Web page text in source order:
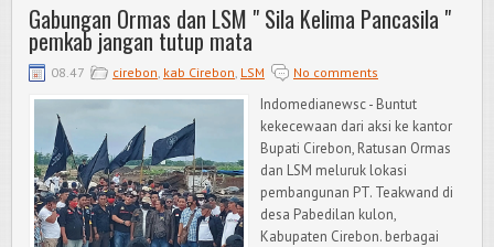
Gabungan Ormas dan LSM " Sila Kelima Pancasila "
pemkab jangan tutup mata
08.47 cirebon kab Cirebon LSM No comments
Indomedianewsc - Buntut
kekecewaan dari aksi ke kantor
Bupati Cirebon, Ratusan Ormas
dan LSM meluruk lokasi
pembangunan PT. Teakwand di
desa Pabedilan kulon,
Kabupaten Cirebon. berbagai